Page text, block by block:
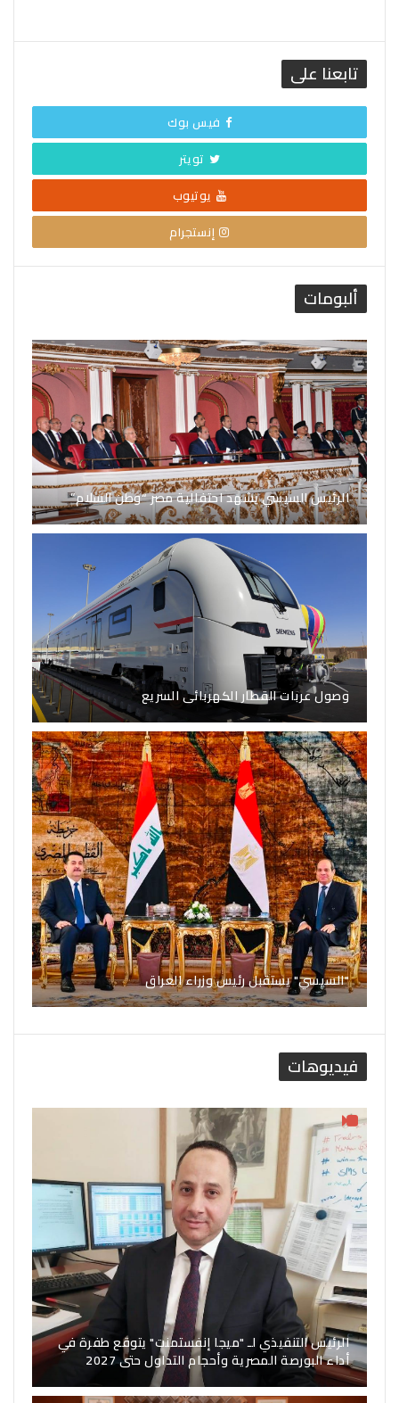
تابعنا على
فيس بوك
تويتر
يوتيوب
إنستجرام
ألبومات
الرئيس السيسي يشهد احتفالية مصر “وطن السلام”
وصول عربات القطار الكهربائى السريع
"السيسي" يستقبل رئيس وزراء العراق
فيديوهات
الرئيس التنفيذي لـ "ميجا إنفستمنت" يتوقع طفرة في
أداء البورصة المصرية وأحجام التداول حتى 2027